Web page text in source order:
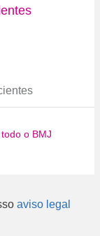
o BMJ
aviso legal